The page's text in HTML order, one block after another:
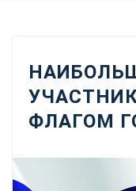
ФЛАГОМ